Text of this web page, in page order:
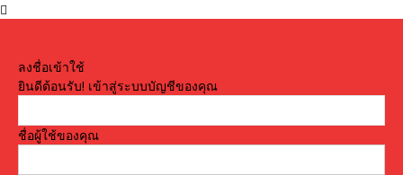
ลงชื่อเข้าใช้
ยินดีต้อนรับ! เข้าสู่ระบบบัญชีของคุณ
ชื่อผู้ใช้ของคุณ